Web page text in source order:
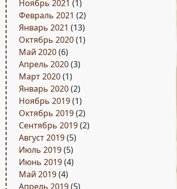
Ноябрь 2021 (1)
Февраль 2021 (2)
Январь 2021 (13)
Октябрь 2020(1)
Май 2020(6)
Апрель 2020(3)
Март 2020(1)
Январь 2020(2)
Ноябрь 2019(1)
Октябрь 2019(2)
Сентябрь 2019(2)
Август 2019(5)
Июль 2019(5)
Июнь 2019(4)
Май 2019(4)
Апрель 2019(5)